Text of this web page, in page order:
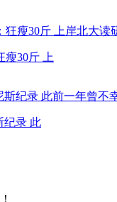
瘦30斤 上
纪录 此